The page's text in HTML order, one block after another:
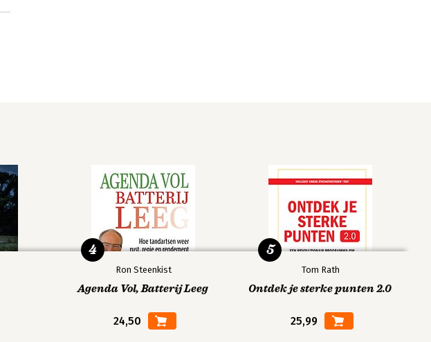
Ron Steenkist
Agenda Vol, Batterij Leeg
24,50
4
Tom Rath
Ontdek je sterke punten 2.0
25,99
5